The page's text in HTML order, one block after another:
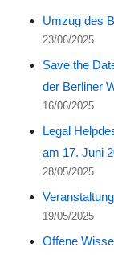
Umzug des
23/06/2025
Save the
der Berliner
16/06/2025
Legal
am 17. Juni
28/05/2025
19/05/2025
Offene